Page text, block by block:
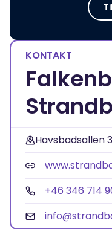
KONTAKT
Havsbadsallen
+46 346 714